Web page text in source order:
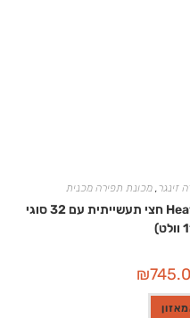
זינגר,מכונת תפירה מכנית
מכונת תפירה זינגר 4432 Heavy Duty חצי תעשייתית עם 32 סוגי
₪